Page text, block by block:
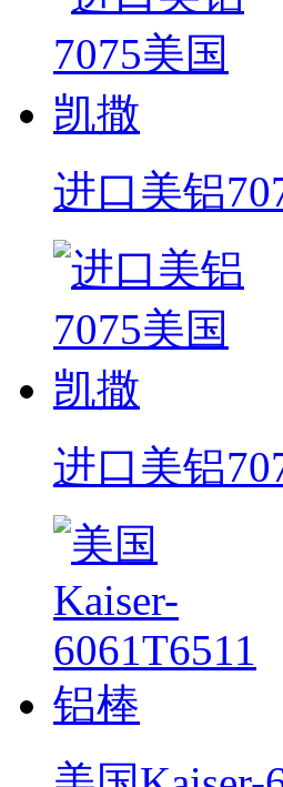
进口美铝
进口美铝